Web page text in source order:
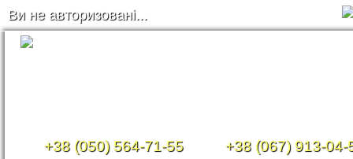
Ви не авторизовані...
+38 (050) 564-71-55 +38 (067) 913-04-